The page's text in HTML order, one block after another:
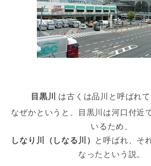
目黒川 は古くは品川と呼ばれて
なぜかというと、目黒川は河口付近
いるため、
しなり川（しなる川） と呼ばれ、そ
なったという説。